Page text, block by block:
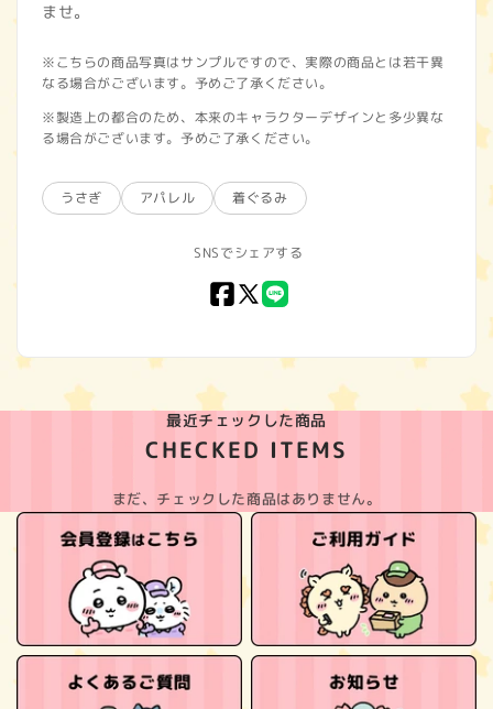
ませ。
※こちらの商品写真はサンプルですので、実際の商品とは若干異
なる場合がございます。予めご了承ください。
※製造上の都合のため、本来のキャラクターデザインと多少異な
る場合がございます。予めご了承ください。
うさぎ アパレル 着ぐるみ
SNSでシェアする
Facebook
X
最近チェックした商品
CHECKED ITEMS
まだ、チェックした商品はありません。